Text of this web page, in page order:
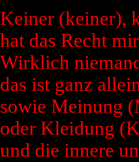
Keiner (keiner),
hat das Recht
Wirklich
das ist ganz
sowie Meinung
oder Kleidung
und die innere